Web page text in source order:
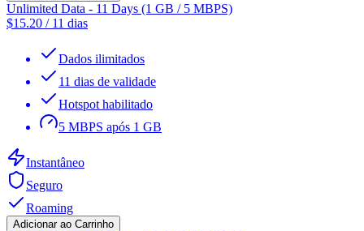
Unlimited Data - 11 Days (1 GB / 5 MBPS)
$15.20 / 11 dias
Dados ilimitados
11 dias de validade
Hotspot habilitado
5 MBPS após 1 GB
Instantâneo
Seguro
Roaming
Adicionar ao Carrinho